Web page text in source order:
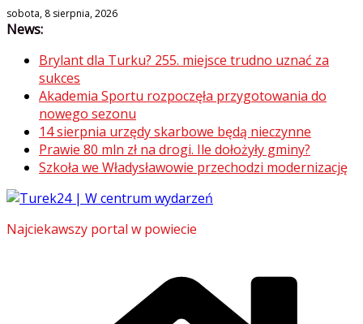
Skip
to
sobota, 8 sierpnia, 2026
News:
Brylant dla Turku? 255. miejsce trudno uznać za
sukces
Akademia Sportu rozpoczęła przygotowania do
nowego sezonu
14 sierpnia urzędy skarbowe będą nieczynne
Prawie 80 mln zł na drogi. Ile dołożyły gminy?
Szkoła we Władysławowie przechodzi modernizację
Najciekawszy portal w powiecie